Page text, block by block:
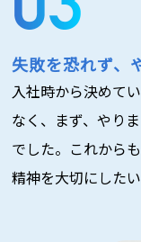
失敗を恐れず、
入社時から決めて
なく、まず、やり
でした。これから
精神を大切にしたい